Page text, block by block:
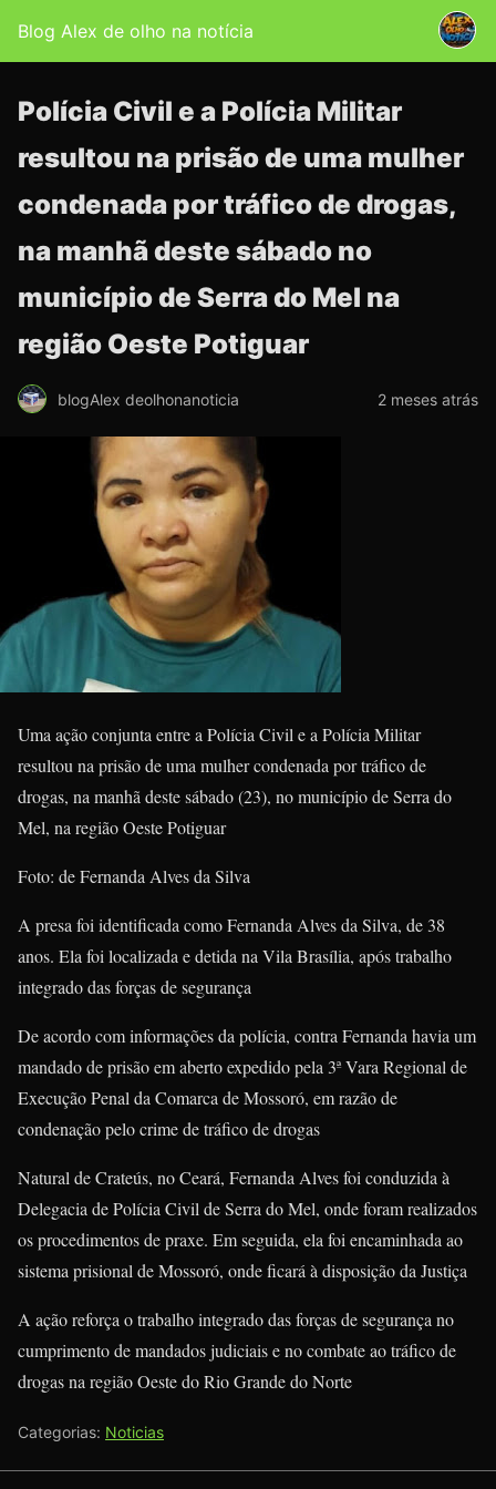
Blog Alex de olho na notícia
Polícia Civil e a Polícia Militar
resultou na prisão de uma mulher
condenada por tráfico de drogas,
na manhã deste sábado no
município de Serra do Mel na
região Oeste Potiguar
blogAlex deolhonanoticia 2 meses atrás
Uma ação conjunta entre a Polícia Civil e a Polícia Militar
resultou na prisão de uma mulher condenada por tráfico de
drogas, na manhã deste sábado (23), no município de Serra do
Mel, na região Oeste Potiguar
Foto: de Fernanda Alves da Silva
A presa foi identificada como Fernanda Alves da Silva, de 38
anos. Ela foi localizada e detida na Vila Brasília, após trabalho
integrado das forças de segurança
De acordo com informações da polícia, contra Fernanda havia um
mandado de prisão em aberto expedido pela 3ª Vara Regional de
Execução Penal da Comarca de Mossoró, em razão de
condenação pelo crime de tráfico de drogas
Natural de Crateús, no Ceará, Fernanda Alves foi conduzida à
Delegacia de Polícia Civil de Serra do Mel, onde foram realizados
os procedimentos de praxe. Em seguida, ela foi encaminhada ao
sistema prisional de Mossoró, onde ficará à disposição da Justiça
A ação reforça o trabalho integrado das forças de segurança no
cumprimento de mandados judiciais e no combate ao tráfico de
drogas na região Oeste do Rio Grande do Norte
Categorias: Noticias